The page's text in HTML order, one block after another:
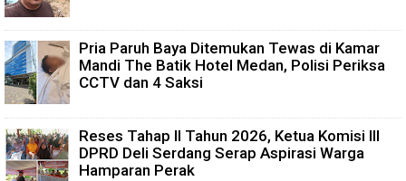
Pria Paruh Baya Ditemukan Tewas di Kamar
Mandi The Batik Hotel Medan, Polisi Periksa
CCTV dan 4 Saksi
Reses Tahap II Tahun 2026, Ketua Komisi III
DPRD Deli Serdang Serap Aspirasi Warga
Hamparan Perak